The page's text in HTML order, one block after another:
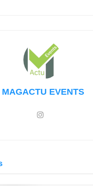
MAGACTU EVENTS